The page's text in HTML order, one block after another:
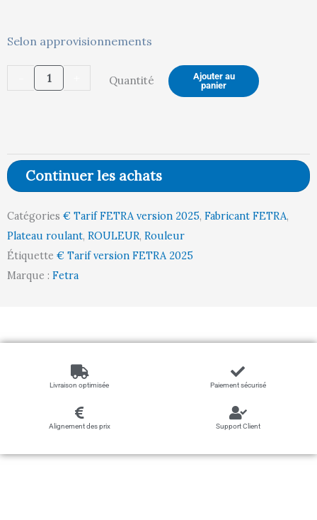
144,00 €.
Selon approvisionnements
quantité
tôle
antidérapante
Quantité
Ajouter au
panier
Continuer les achats
Catégories € Tarif FETRA version 2025, Fabricant FETRA,
Plateau roulant, ROULEUR, Rouleur
Étiquette € Tarif version FETRA 2025
Marque : Fetra
Livraison optimisée Paiement sécurisé
Alignement des prix Support Client